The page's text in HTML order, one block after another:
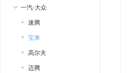
一汽-大众
速腾
宝来
高尔夫
迈腾